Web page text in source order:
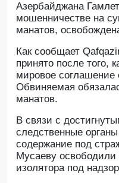
Азербайджана
мошенничестве на
манатов,
Как сообщает
принято после того,
мировое соглашение
Обвиняемая
манатов.
В связи с
следственные
содержание под
Мусаеву освободили
изолятора под